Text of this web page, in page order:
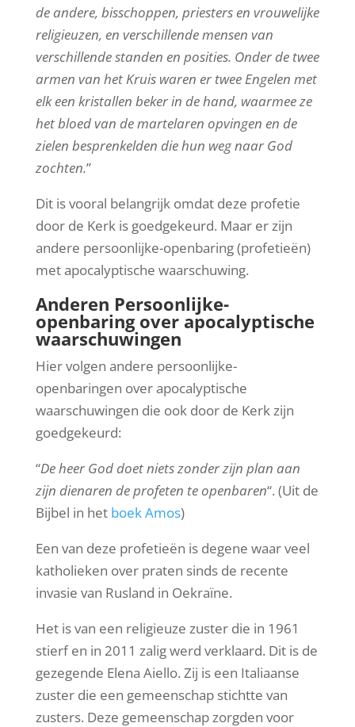
de andere, bisschoppen, priesters en vrouwelijke
religieuzen, en verschillende mensen van
verschillende standen en posities. Onder de twee
armen van het Kruis waren er twee Engelen met
elk een kristallen beker in de hand, waarmee ze
het bloed van de martelaren opvingen en de
zielen besprenkelden die hun weg naar God
zochten.”
Dit is vooral belangrijk omdat deze profetie
door de Kerk is goedgekeurd. Maar er zijn
andere persoonlijke-openbaring (profetieën)
met apocalyptische waarschuwing.
Anderen Persoonlijke-
openbaring over apocalyptische
waarschuwingen
Hier volgen andere persoonlijke-
openbaringen over apocalyptische
waarschuwingen die ook door de Kerk zijn
goedgekeurd:
“De heer God doet niets zonder zijn plan aan
zijn dienaren de profeten te openbaren“. (Uit de
Bijbel in het boek Amos)
Een van deze profetieën is degene waar veel
katholieken over praten sinds de recente
invasie van Rusland in Oekraïne.
Het is van een religieuze zuster die in 1961
stierf en in 2011 zalig werd verklaard. Dit is de
gezegende Elena Aiello. Zij is een Italiaanse
zuster die een gemeenschap stichtte van
zusters. Deze gemeenschap zorgden voor